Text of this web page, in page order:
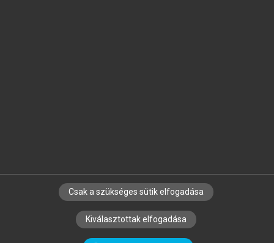
SZERZŐKNEK CÉGEKNEK KÖNYVTÁROSOKNAK
SZERKESZTÉSI ÉS LEKTORÁLÁSI ALAPELVEK
Csak a szükséges sütik elfogadása
Kiválasztottak elfogadása